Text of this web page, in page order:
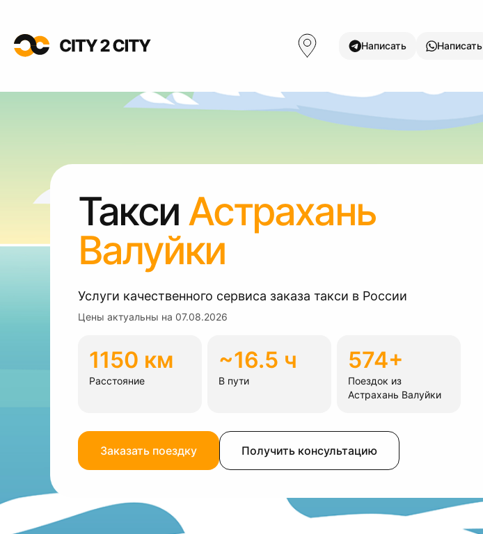
Написать Написать
Такси Астрахань
Валуйки
Услуги качественного сервиса заказа такси в России
Цены актуальны на 07.08.2026
1150 км
Расстояние
~16.5 ч
В пути
574+
Поездок из
Астрахань Валуйки
Заказать поездку Получить консультацию